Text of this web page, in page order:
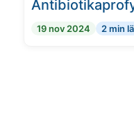
19 nov 2024 2 min